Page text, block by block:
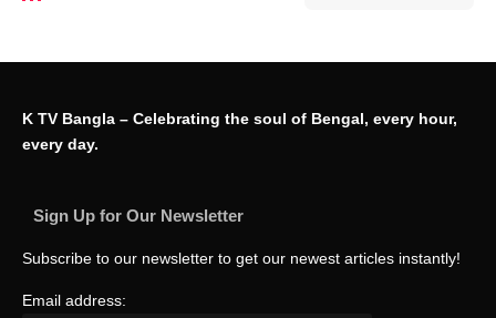
K TV Bangla – Celebrating the soul of Bengal, every hour,
every day.
Sign Up for Our Newsletter
Subscribe to our newsletter to get our newest articles instantly!
Email address: